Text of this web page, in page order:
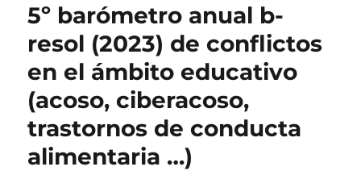
5º barómetro anual b-
resol (2023) de conflictos
en el ámbito educativo
(acoso, ciberacoso,
trastornos de conducta
alimentaria …)